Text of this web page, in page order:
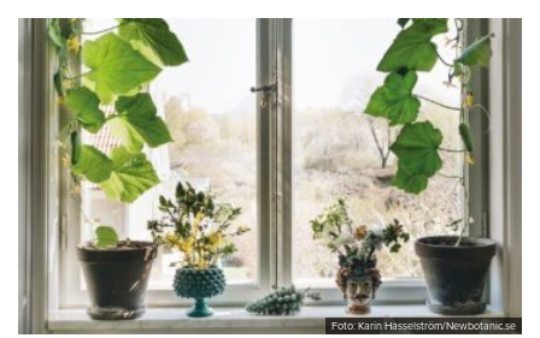
Foto: Karin Hasselström/Newbotanic.se